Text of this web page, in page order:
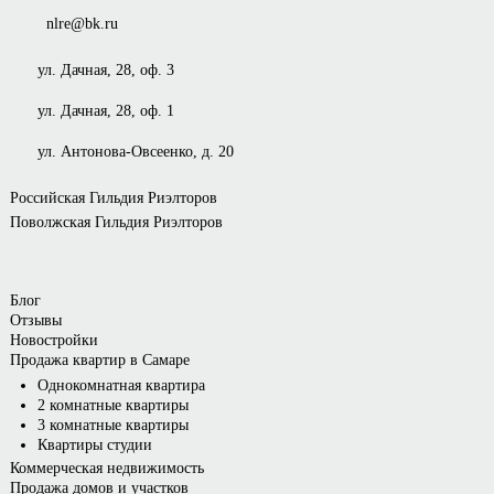
Парки и скверы.
nlre@bk.ru
ул. Дачная, 28, оф. 3
ул. Дачная, 28, оф. 1
ул. Антонова-Овсеенко, д. 20
Российская Гильдия Риэлторов
Поволжская Гильдия Риэлторов
Блог
Отзывы
Новостройки
Продажа квартир в Самаре
Однокомнатная квартира
2 комнатные квартиры
3 комнатные квартиры
Квартиры студии
Коммерческая недвижимость
Продажа домов и участков